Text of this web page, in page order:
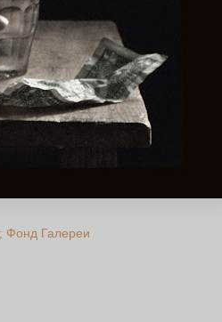
Фонд Галереи